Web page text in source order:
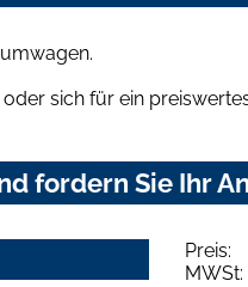
sich für ein
fordern Sie Ihr
Preis:
MWSt: